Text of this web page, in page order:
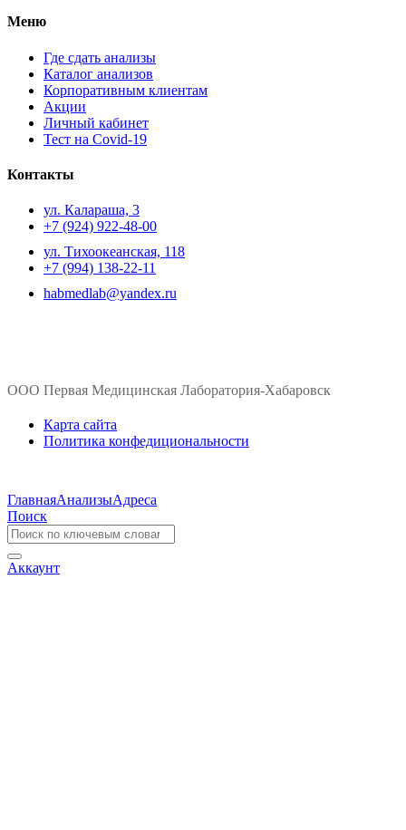
Меню
Где сдать анализы
Каталог анализов
Корпоративным клиентам
Акции
Личный кабинет
Тест на Covid-19
Контакты
ул. ​Калараша, 3
+7 (924) 922-48-00
ул. ​Тихоокеанская, 118
+7 (994) 138-22-11
habmedlab@yandex.ru
ООО Первая Медицинская Лаборатория-Хабаровск
Карта сайта
Политика конфедициональности
ГлавнаяАнализыАдреса
Поиск
Аккаунт